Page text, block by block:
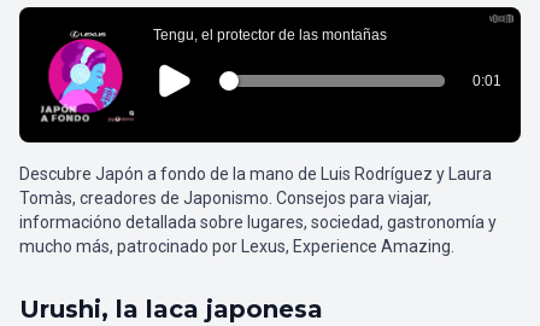
Descubre Japón a fondo de la mano de Luis Rodríguez y Laura
Tomàs, creadores de Japonismo. Consejos para viajar,
informacióno detallada sobre lugares, sociedad, gastronomía y
mucho más, patrocinado por Lexus, Experience Amazing.
Urushi, la laca japonesa